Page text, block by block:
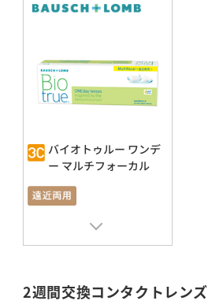
バイオトゥルー ワンデ
ー マルチフォーカル
2週間交換コンタクトレンズ